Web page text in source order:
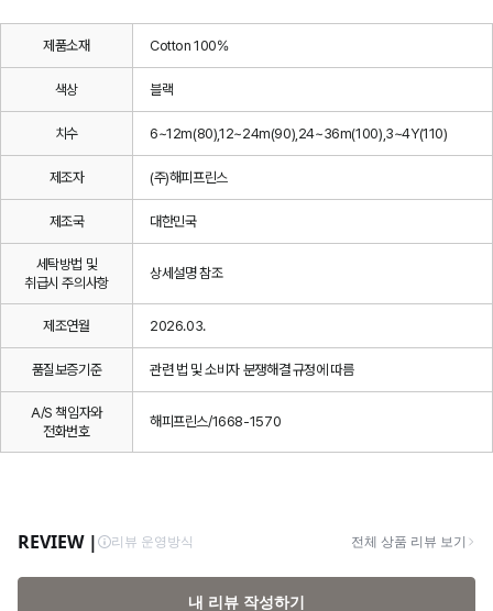
제품소재 Cotton 100%
색상 블랙
치수 6~12m(80),12~24m(90),24~36m(100),3~4Y(110)
제조자 (주)해피프린스
제조국 대한민국
세탁방법 및
취급시 주의사항
상세설명 참조
제조연월 2026.03.
품질보증기준 관련 법 및 소비자 분쟁해결 규정에 따름
A/S 책임자와
전화번호
해피프린스/1668-1570